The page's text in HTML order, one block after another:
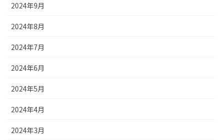
2024年9月
2024年8月
2024年7月
2024年6月
2024年5月
2024年4月
2024年3月